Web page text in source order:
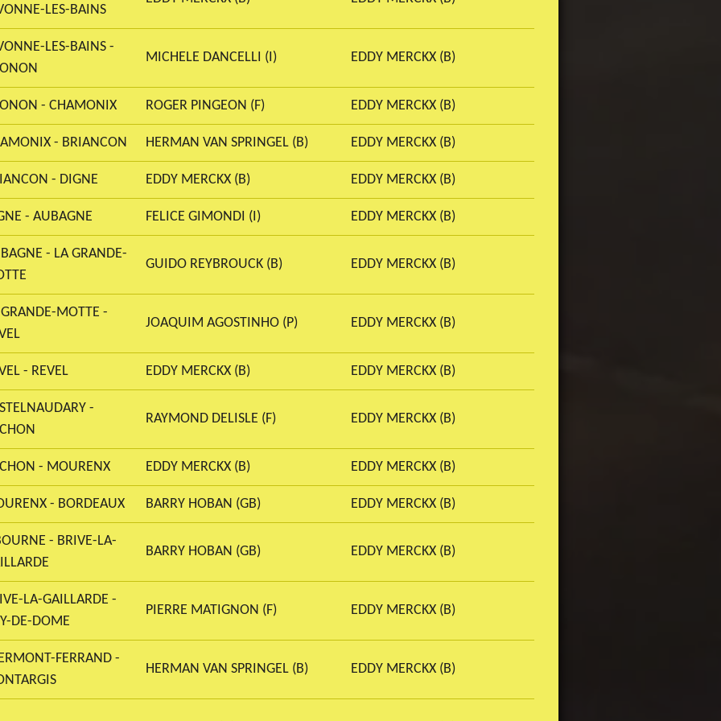
LES-BAINS
LES-BAINS -
MICHELE DANCELLI (I) EDDY MERCKX (B)
- CHAMONIX ROGER PINGEON (F) EDDY MERCKX (B)
- BRIANCON HERMAN VAN SPRINGEL (B) EDDY MERCKX (B)
- DIGNE EDDY MERCKX (B) EDDY MERCKX (B)
- AUBAGNE FELICE GIMONDI (I) EDDY MERCKX (B)
- LA GRANDE-
GUIDO REYBROUCK (B) EDDY MERCKX (B)
MOTTE -
JOAQUIM AGOSTINHO (P) EDDY MERCKX (B)
- REVEL EDDY MERCKX (B) EDDY MERCKX (B)
-
RAYMOND DELISLE (F) EDDY MERCKX (B)
- MOURENX EDDY MERCKX (B) EDDY MERCKX (B)
- BORDEAUX BARRY HOBAN (GB) EDDY MERCKX (B)
- BRIVE-LA-
BARRY HOBAN (GB) EDDY MERCKX (B)
LA-GAILLARDE -
DE-DOME
PIERRE MATIGNON (F) EDDY MERCKX (B)
FERRAND -
HERMAN VAN SPRINGEL (B) EDDY MERCKX (B)